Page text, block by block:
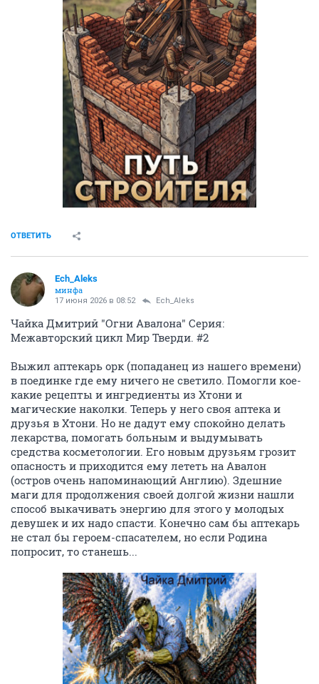
ОТВЕТИТЬ
Ech_Aleks
минфа
17 июня 2026 в 08:52 Ech_Aleks
Чайка Дмитрий "Огни Авалона" Серия:
Межавторский цикл Мир Тверди. #2
Выжил аптекарь орк (попаданец из нашего времени)
в поединке где ему ничего не светило. Помогли кое-
какие рецепты и ингредиенты из Хтони и
магические наколки. Теперь у него своя аптека и
друзья в Хтони. Но не дадут ему спокойно делать
лекарства, помогать больным и выдумывать
средства косметологии. Его новым друзьям грозит
опасность и приходится ему лететь на Авалон
(остров очень напоминающий Англию). Здешние
маги для продолжения своей долгой жизни нашли
способ выкачивать энергию для этого у молодых
девушек и их надо спасти. Конечно сам бы аптекарь
не стал бы героем-спасателем, но если Родина
попросит, то станешь...